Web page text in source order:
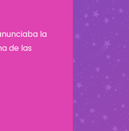
la
de las